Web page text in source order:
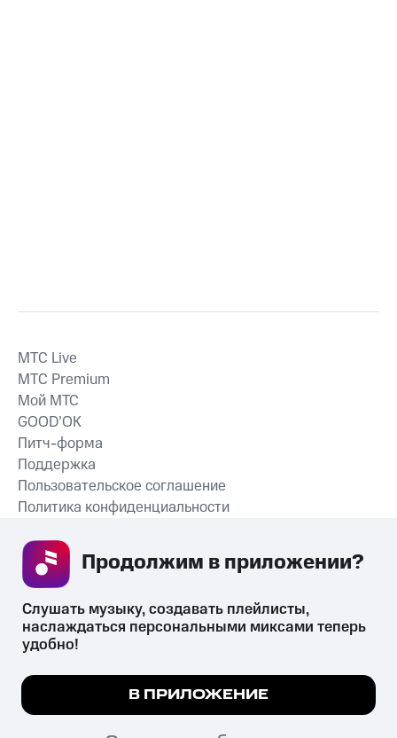
СКАЧАТЬ ПРИЛОЖЕНИЕ
MTС Live
MTС Premium
Мой МТС
GOOD’OK
Питч-форма
Поддержка
Пользовательское соглашение
Политика конфиденциальности
психотропных веществ, их аналогов причиняет вред здоровью,
их незаконный оборот запрещён и влечёт установленную
законодательством ответственность.
© 2026 ООО «КИОН».
Мы используем куки, чтобы на сайте все
Подробнее
Слушать музыку, создавать плейлисты,
наслаждаться персональными миксами теперь
удобно!
В ПРИЛОЖЕНИЕ